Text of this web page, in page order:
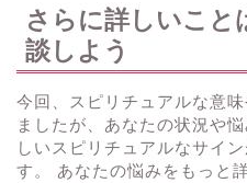
さらに詳しいこと
談しよう
今回、スピリチュアルな意
ましたが、あなたの状況や
しいスピリチュアルなサイ
す。 あなたの悩みをもっと